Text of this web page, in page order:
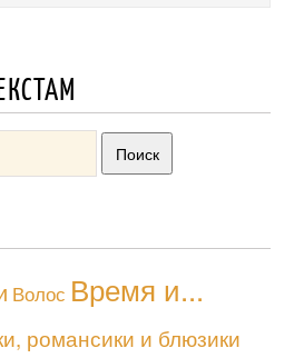
Волос Время и...
романсики и блюзики